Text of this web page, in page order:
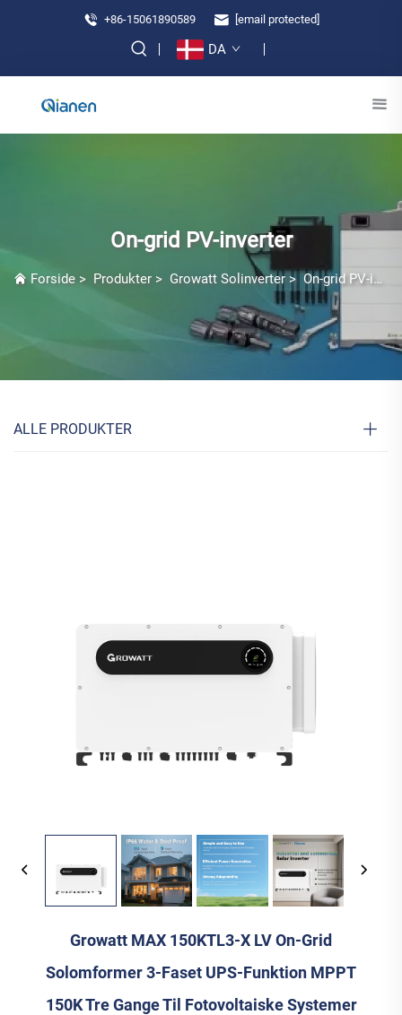
+86-15061890589 [email protected]
DA
On-grid PV-inverter
Forside > Produkter > Growatt Solinverter > On-grid PV-inverter
ALLE PRODUKTER
Growatt MAX 150KTL3-X LV On-Grid
Solomformer 3-Faset UPS-Funktion MPPT
150K Tre Gange Til Fotovoltaiske Systemer